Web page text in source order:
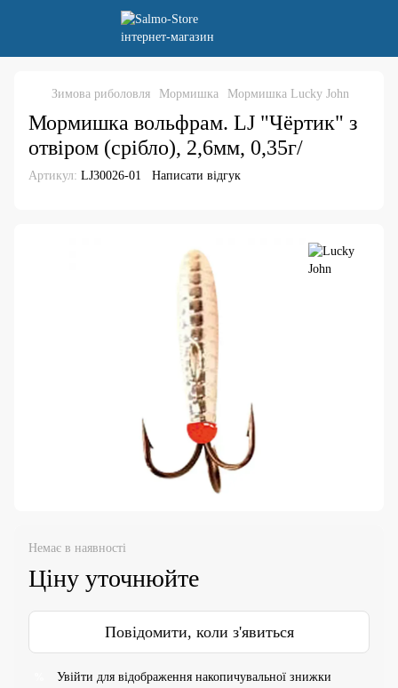
Зимова риболовля Мормишка Мормишка Lucky John
Мормишка вольфрам. LJ "Чёртик" з
отвіром (срібло), 2,6мм, 0,35г/
Артикул: LJ30026-01 Написати відгук
Немає в наявності
Ціну уточнюйте
Повідомити, коли з'явиться
Увійти для відображення накопичувальної знижки